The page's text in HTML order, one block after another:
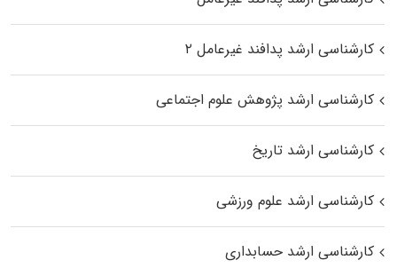
کارشناسی ارشد پدافند غیرعامل ۲
کارشناسی ارشد پژوهش علوم اجتماعی
کارشناسی ارشد تاریخ
کارشناسی ارشد علوم ورزشی
کارشناسی ارشد حسابداری